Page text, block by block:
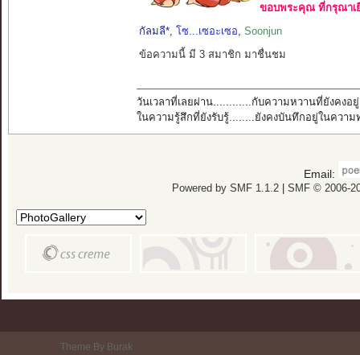
ขอบพระคุณ ที่กรุณาเ
กัลมลี*, โซ...เซอะเซอ Soonjun
ข้อความนี้ มี 3 สมาชิก มาชื่นชม
วันเวลาที่เลยผ่าน............กับความหวานที่ยังคงอยู่
ในความรู้สึกที่ยังรับรู้........ยังคงบันทึกอยู่ในความ
Email:
Powered by SMF 1.1.2| SMF © 2006-
Theme By Burak